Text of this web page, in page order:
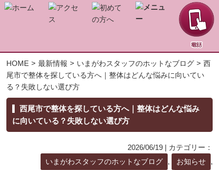
施術メニュー
立体動態波
足底板治療
HOME > 最新情報 > いまがわスタッフのホットなブログ > 西
尾市で整体を探している方へ｜整体はどんな悩みに向いてい
る？失敗しない選び方
西尾市で整体を探している方へ｜整体はどんな悩み
に向いている？失敗しない選び方
2026/06/19 | カテゴリー：
いまがわスタッフのホットなブログ
, お知らせ
,